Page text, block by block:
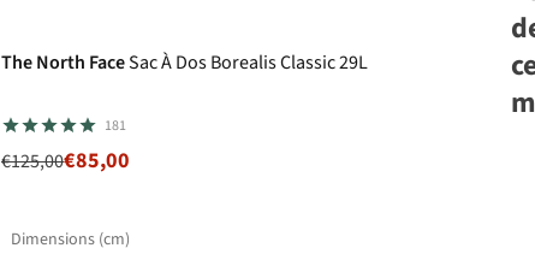
The North FaceSac À Dos Borealis Classic 29L
181
€125,00€85,00
Dimensions (cm)